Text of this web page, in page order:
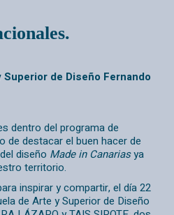
Superior de Diseño Fernando
dentro del programa de
de destacar el buen hacer de
diseño Made in Canariasya
territorio.
inspirar y compartir, el día 22
de Arte y Superior de Diseño